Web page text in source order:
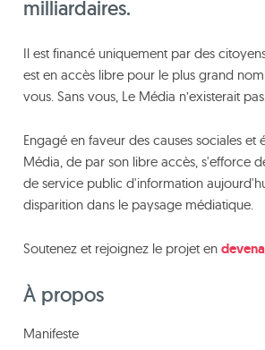
milliardaires.
Il est financé uniquement par des
est en accès libre pour le plus grand
vous. Sans vous, Le Média n’existerait
Engagé en faveur des causes sociales et
Média, de par son libre accès, s'efforce
de service public d'information
disparition dans le paysage médiatique.
Soutenez et rejoignez le projet en
À propos
Manifeste